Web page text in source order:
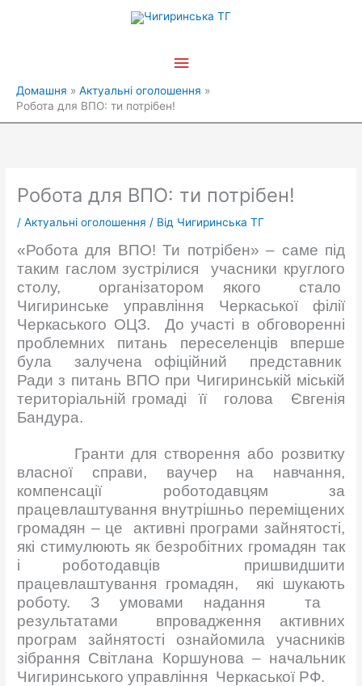
Головне
Домашня
Актуальні оголошення
Робота для ВПО: ти потрібен!
Робота для ВПО: ти потрібен!
/Актуальні оголошення / Від Чигиринська ТГ
«Робота для ВПО! Ти потрібен» – саме під
таким гаслом зустрілися учасники круглого
столу, організатором якого стало
Чигиринське управління Черкаської філії
Черкаського ОЦЗ. До участі в обговоренні
проблемних питань переселенців вперше
була залучена офіційний представник
Ради з питань ВПО при Чигиринській міській
територіальній громаді її голова Євгенія
Бандура.
Гранти для створення або розвитку
власної справи, ваучер на навчання,
компенсації роботодавцям за
працевлаштування внутрішньо переміщених
громадян – це активні програми зайнятості,
які стимулюють як безробітних громадян так
і роботодавців пришвидшити
працевлаштування громадян, які шукають
роботу. З умовами надання та
результатами впровадження активних
програм зайнятості ознайомила учасників
зібрання Світлана Коршунова – начальник
Чигиринського управління Черкаської РФ.